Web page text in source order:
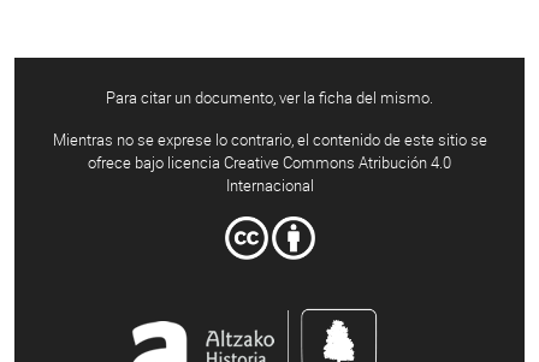
Para citar un documento, ver la ficha del mismo.
Mientras no se exprese lo contrario, el contenido de este sitio se
ofrece bajo licencia Creative Commons Atribución 4.0
Internacional